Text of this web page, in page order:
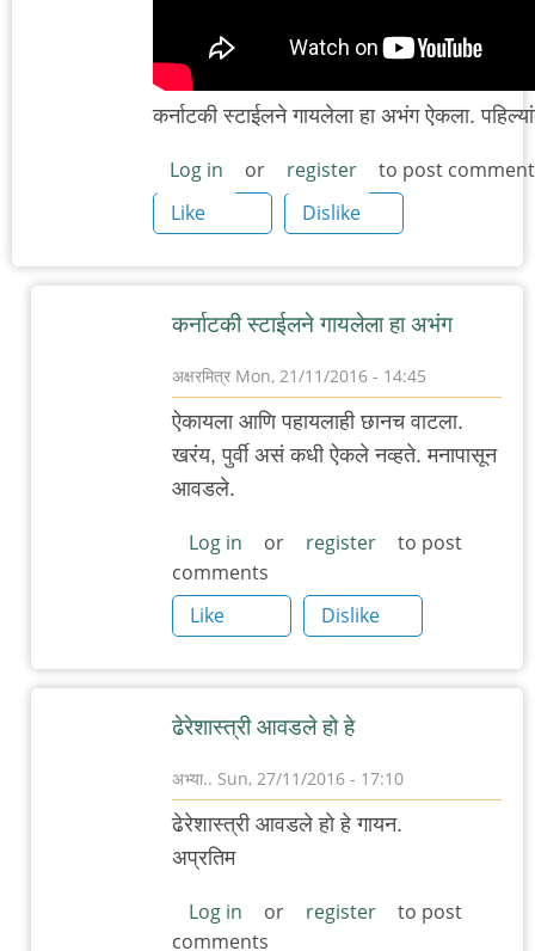
कर्नाटकी स्टाईलने गायलेला हा अभंग ऐकला.
Log in or register
to post
Like
Dislike
कर्नाटकी स्टाईलने गायलेला हा अभंग
अक्षरमित्र Mon, 21/11/2016 - 14:45
In
reply
स्टाईलने
गायलेला
हा
by
अनुप
ऐकायला आणि पहायलाही छानच वाटला.
खरंय, पुर्वी असं कधी ऐकले नव्हते. मनापासून
आवडले.
Log in or register
to post
comments
Like
Dislike
ढेरेशास्त्री आवडले हो हे
अभ्या.. Sun, 27/11/2016 - 17:10
In
reply
कर्नाटकी
स्टाईलने
ढेरेशास्त्री आवडले हो हे गायन.
अप्रतिम
Log in or register
to post
comments